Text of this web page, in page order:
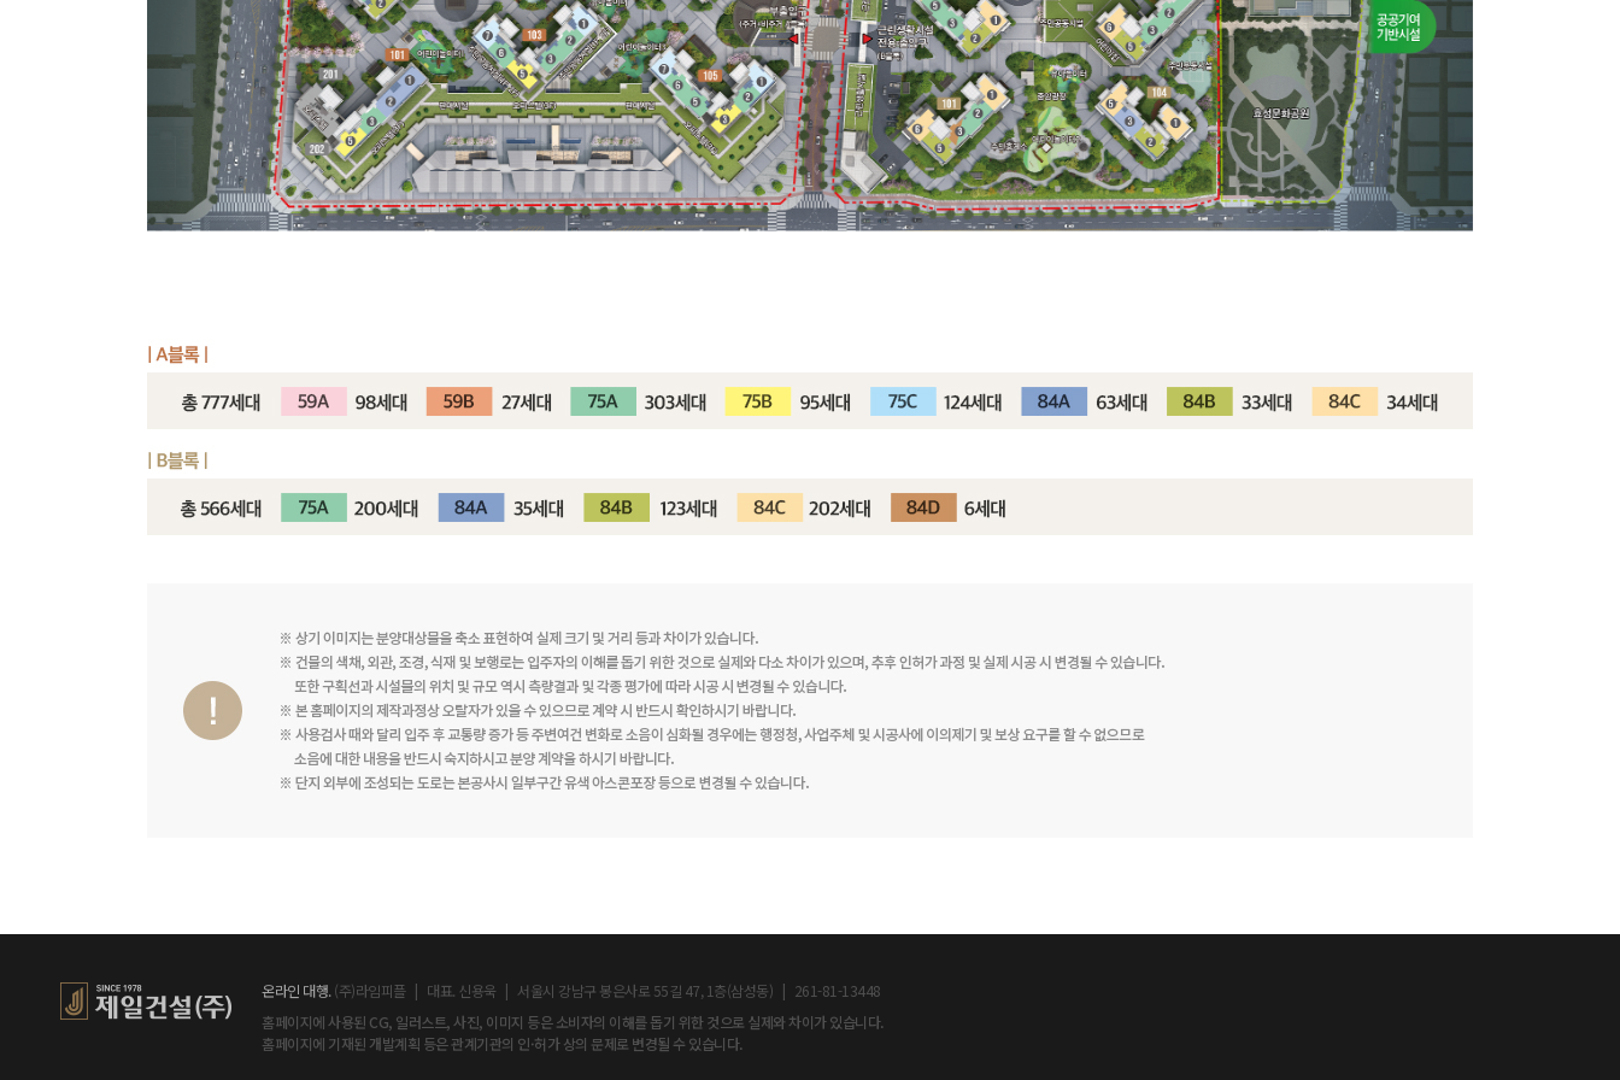
온라인 대행.(주)라임피플 | 대표. 신용욱 | 서울시 강남구 봉은사로 55길 47, 1층(삼성동) | 261-81-13448
홈페이지에 사용된 CG, 일러스트, 사진, 이미지 등은 소비자의 이해를 돕기 위한 것으로 실제와 차이가 있습니다.
홈페이지에 기재된 개발계획 등은 관계기관의 인·허가 상의 문제로 변경될 수 있습니다.